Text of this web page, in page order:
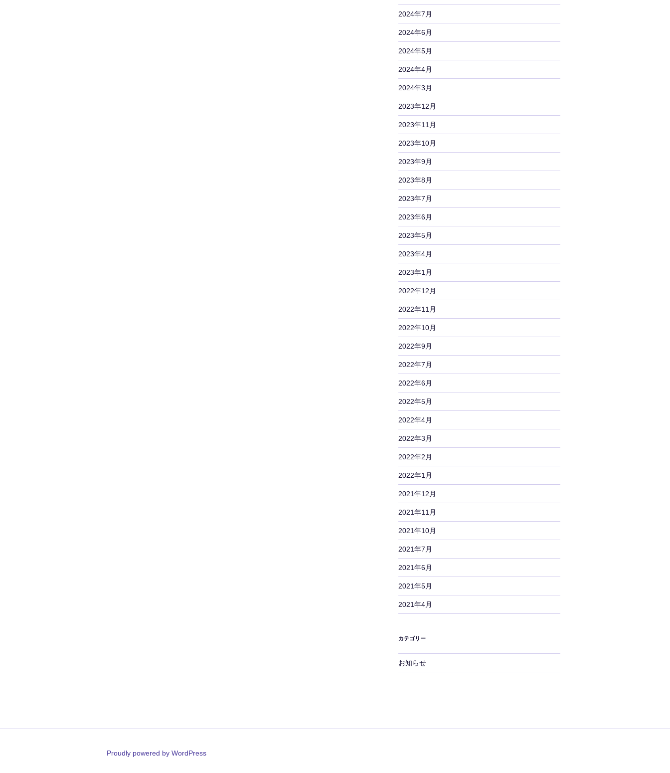
2024年7月
2024年6月
2024年5月
2024年4月
2024年3月
2023年12月
2023年11月
2023年10月
2023年9月
2023年8月
2023年7月
2023年6月
2023年5月
2023年4月
2023年1月
2022年12月
2022年11月
2022年10月
2022年9月
2022年7月
2022年6月
2022年5月
2022年4月
2022年3月
2022年2月
2022年1月
2021年12月
2021年11月
2021年10月
2021年7月
2021年6月
2021年5月
2021年4月
カテゴリー
お知らせ
Proudly powered by WordPress